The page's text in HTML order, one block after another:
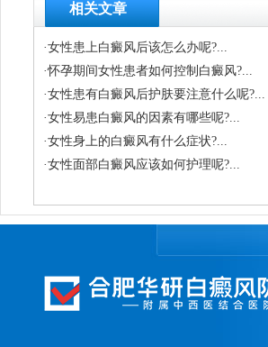
相关文章
·女性患上白癜风后该怎么办呢?...
·怀孕期间女性患者如何控制白癜风?...
·女性患有白癜风后护肤要注意什么呢?...
·女性易患白癜风的因素有哪些呢?...
·女性身上的白癜风有什么症状?...
·女性面部白癜风应该如何护理呢?...